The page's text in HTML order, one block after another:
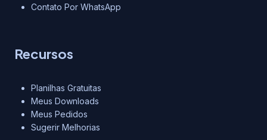
Contato Por WhatsApp
Recursos
Planilhas Gratuitas
Meus Downloads
Meus Pedidos
Sugerir Melhorias